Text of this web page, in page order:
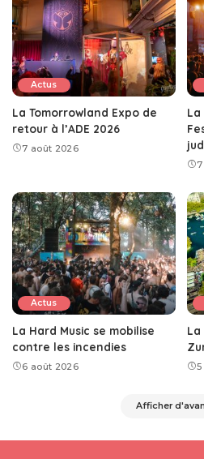
Actus
La Tomorrowland Expo de
retour à l’ADE 2026
7 août 2026
Actus
La Hard Music se mobilise
contre les incendies
6 août 2026
La
Afficher